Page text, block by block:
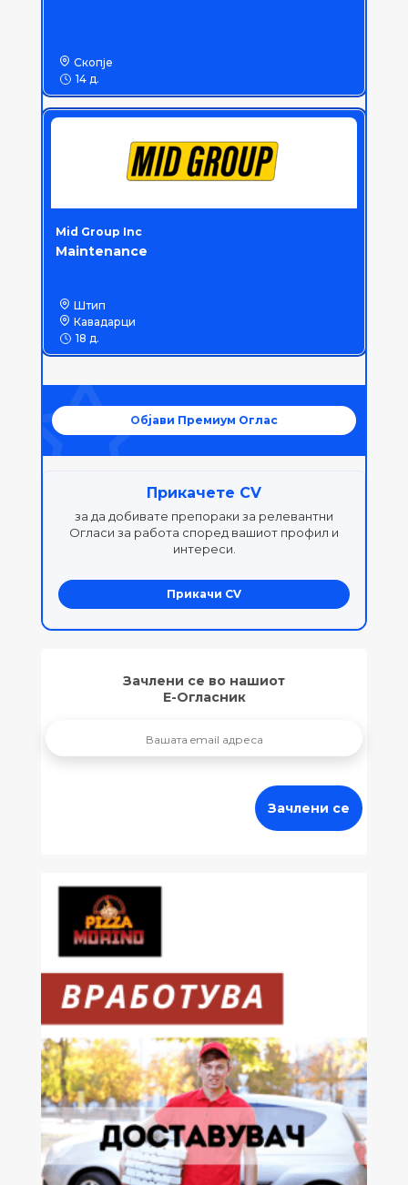
Скопје
14 д.
Mid Group Inc
Maintenance
Штип
Кавадарци
18 д.
Објави Премиум Оглас
Прикачете CV
за да добивате препораки за релевантни
Огласи за работа според вашиот профил и
интереси.
Прикачи CV
Зачлени се во нашиот
Е-Огласник